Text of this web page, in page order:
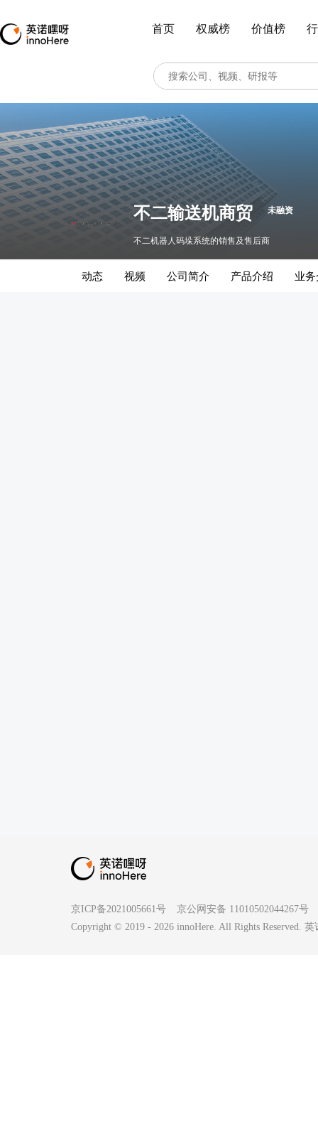
首页 权威榜 价值榜
不二输送机商贸 未融资
不二机器人码垛系统的销售及售后商
动态 视频 公司简介 产品介绍 业
京ICP备2021005661号
京公网安备 11010502044267号
Copyright © 2019 - 2026 innoHere. All Rights Reserved.